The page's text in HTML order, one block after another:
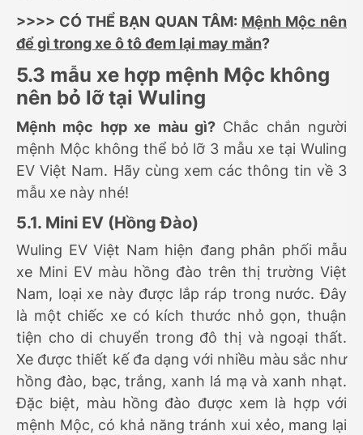
>>>> CÓ THỂ BẠN QUAN TÂM: Mệnh Mộc nên
để gì trong xe ô tô đem lại may mắn?
5.3 mẫu xe hợp mệnh Mộc không
nên bỏ lỡ tại Wuling
Mệnh mộc hợp xe màu gì?Chắc chắn người
mệnh Mộc không thể bỏ lỡ 3 mẫu xe tại Wuling
EV Việt Nam. Hãy cùng xem các thông tin về 3
mẫu xe này nhé!
5.1. Mini EV (Hồng Đào)
Wuling EV Việt Nam hiện đang phân phối mẫu
xe Mini EV màu hồng đào trên thị trường Việt
Nam, loại xe này được lắp ráp trong nước. Đây
là một chiếc xe có kích thước nhỏ gọn, thuận
tiện cho di chuyển trong đô thị và ngoại thất.
Xe được thiết kế đa dạng với nhiều màu sắc như
hồng đào, bạc, trắng, xanh lá mạ và xanh nhạt.
Đặc biệt, màu hồng đào được xem là hợp với
mệnh Mộc, có khả năng tránh xui xẻo, mang lại